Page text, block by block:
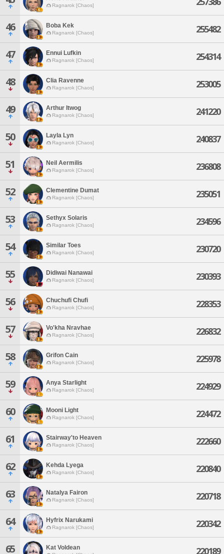
Ragnarok [Chaos]
46 Boba Kek
Ragnarok [Chaos] 255482
47 Ennui Lufkin
Ragnarok [Chaos] 254314
48 Clia Ravenne
Ragnarok [Chaos] 253005
49 Arthur Itwog
Ragnarok [Chaos] 241220
50 Layla Lyn
Ragnarok [Chaos] 240837
51 Neil Aermilis
Ragnarok [Chaos] 236808
52 Clementine Dumat
Ragnarok [Chaos] 235051
53 Sethyx Solaris
Ragnarok [Chaos] 234596
54 Similar Toes
Ragnarok [Chaos] 230720
55 Didiwai Nanawai
Ragnarok [Chaos] 230393
56 Chuchufi Chufi
Ragnarok [Chaos] 228353
57 Vo'kha Nravhae
Ragnarok [Chaos] 226832
58 Grifon Cain
Ragnarok [Chaos] 225978
59 Anya Starlight
Ragnarok [Chaos] 224929
60 Mooni Light
Ragnarok [Chaos] 224472
61 Stairway'to Heaven
Ragnarok [Chaos] 222660
62 Kehda Lyega
Ragnarok [Chaos] 220840
63 Natalya Fairon
Ragnarok [Chaos] 220718
64 Hyfrix Narukami
Ragnarok [Chaos] 220342
65 Kat Voldean 220189